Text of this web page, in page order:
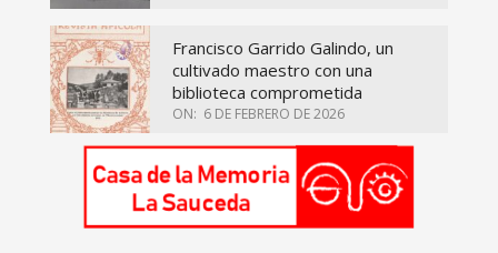
Francisco Garrido Galindo, un
cultivado maestro con una
biblioteca comprometida
ON: 6 DE FEBRERO DE 2026